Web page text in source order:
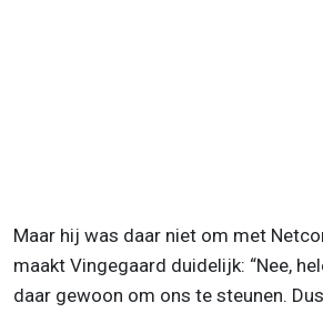
Maar hij was daar niet om met
maakt Vingegaard duidelijk: “Nee,
daar gewoon om ons te steunen.